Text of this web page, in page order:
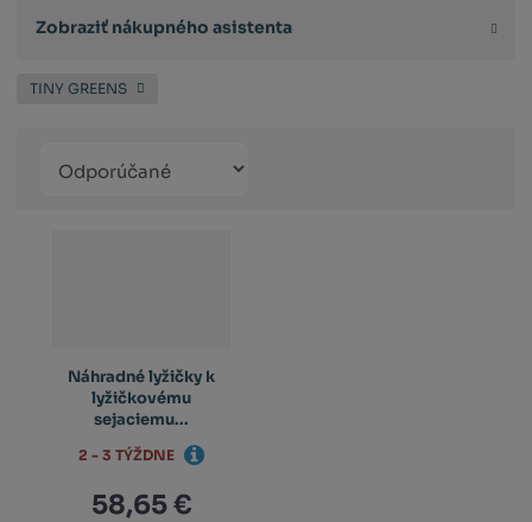
Zobraziť nákupného asistenta
TINY GREENS
produktů
Náhradné lyžičky k
lyžičkovému
sejaciemu...
58,65 €
2 - 3 TÝŽDNE